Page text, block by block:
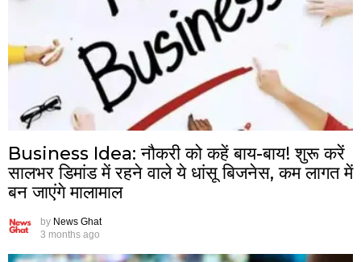
Business Idea: नौकरी को कहें बाय-बाय! शुरू करें
सालभर डिमांड में रहने वाले ये धांसू बिजनेस, कम लागत में
बन जाएंगे मालामाल
by News Ghat
3 months ago